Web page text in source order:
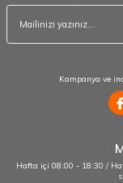
Kampanya ve
Hafta içi 08:00 - 18:30 /